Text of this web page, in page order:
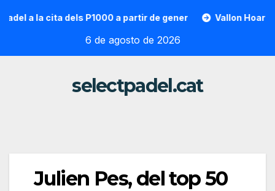
cita dels P1000 a partir de gener Vallon Hoarau /
6 de agosto de 2026
selectpadel.cat
Julien Pes, del top 50